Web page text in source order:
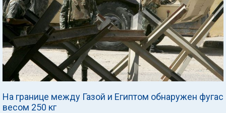
На границе между Газой и Египтом обнаружен фугас
весом 250 кг